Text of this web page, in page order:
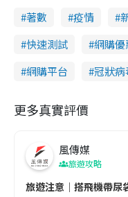
著數 疫情
快速測試
網購優
網購平台
冠狀病
更多真實評價
風傳媒
旅遊攻略
旅遊注意｜搭飛機帶尿